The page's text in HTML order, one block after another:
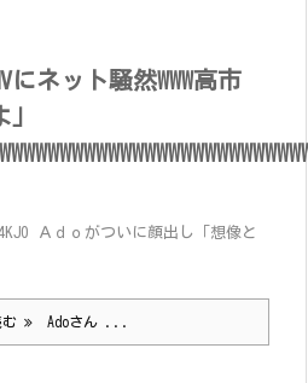
ネット騒然WWW高市
Ａｄｏがついに顔出し「想像と
む Adoさん ...